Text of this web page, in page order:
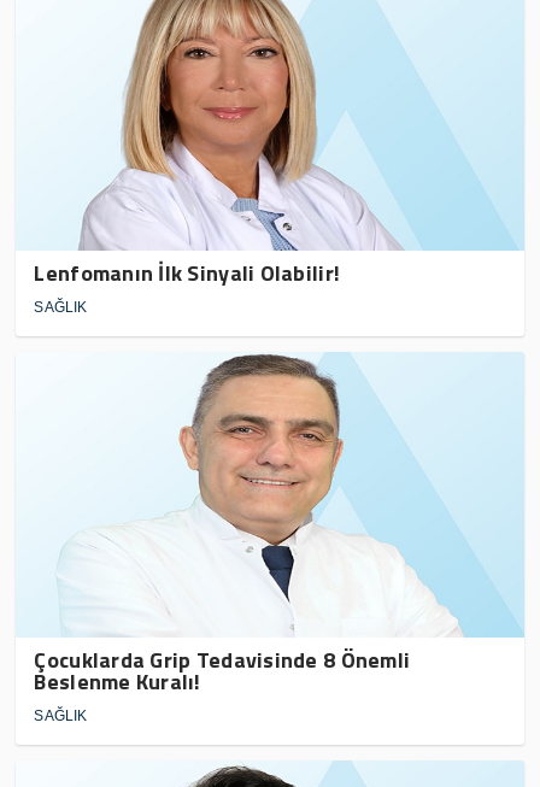
Lenfomanın İlk Sinyali Olabilir!
SAĞLIK
Çocuklarda Grip Tedavisinde 8 Önemli
Beslenme Kuralı!
SAĞLIK